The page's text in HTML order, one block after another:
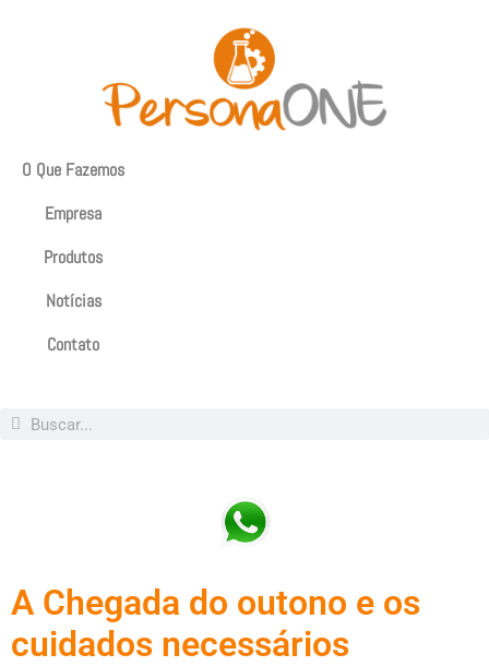
O Que Fazemos
Empresa
Produtos
Notícias
Contato
A Chegada do outono e os
cuidados necessários